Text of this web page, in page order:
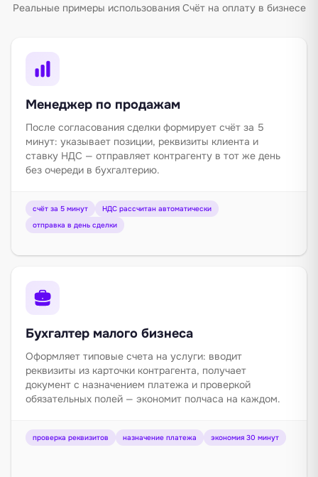
Реальные примеры использования Счёт на оплату в бизнесе
Менеджер по продажам
После согласования сделки формирует счёт за 5
минут: указывает позиции, реквизиты клиента и
ставку НДС — отправляет контрагенту в тот же день
без очереди в бухгалтерию.
счёт за 5 минут
НДС рассчитан автоматически
отправка в день сделки
Бухгалтер малого бизнеса
Оформляет типовые счета на услуги: вводит
реквизиты из карточки контрагента, получает
документ с назначением платежа и проверкой
обязательных полей — экономит полчаса на каждом.
проверка реквизитов назначение платежа экономия 30 минут